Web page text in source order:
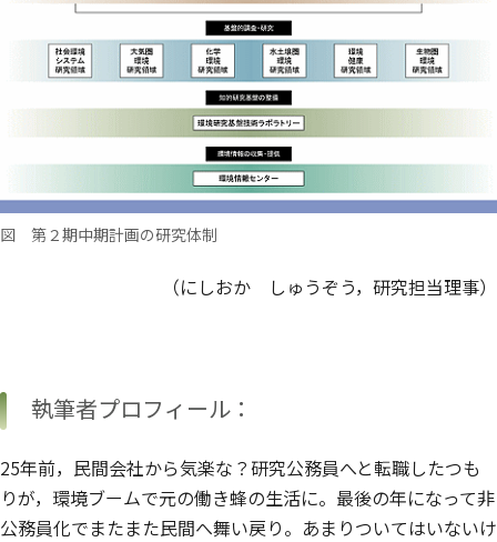
図 第２期中期計画の研究体制
（にしおか しゅうぞう，研究担当理事）
執筆者プロフィール：
25年前，民間会社から気楽な？研究公務員へと転職したつも
りが，環境ブームで元の働き蜂の生活に。最後の年になって非
公務員化でまたまた民間へ舞い戻り。あまりついてはいないけ